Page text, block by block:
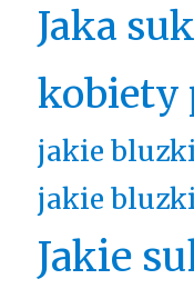
Jaka
kobiety
jakie
jakie
Jakie